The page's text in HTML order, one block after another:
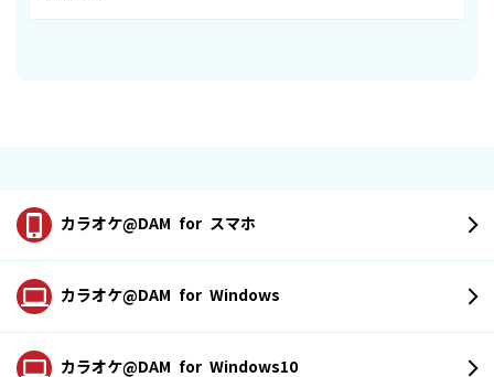
カラオケ@DAM for スマホ
カラオケ@DAM for Windows
カラオケ@DAM for Windows10